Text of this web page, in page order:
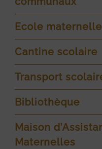
Ecole
Cantine scolaire
Transport
Bibliothèque
Maison
Maternelles